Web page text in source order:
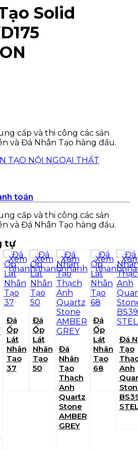
Solid
cấp và thi công các sản
và Đá Nhân Tạo hàng đầu.
TẠO NỘI NGOẠI THẤT
toán
cấp và thi công các sản
và Đá Nhân Tạo hàng đầu.
tự
Xem
nhanh
Đá
Ốp
Lát
Nhân
Tạo
37
Xem
nhanh
Đá
Ốp
Lát
Nhân
Tạo
50
Xem
nhanh
Đá
Nhân
Tạo
Thạch
Anh
Quartz
Stone
AMBER
GREY
Xem
nhanh
Đá
Ốp
Lát
Nhân
Tạo
68
Đá
Tạo
Anh